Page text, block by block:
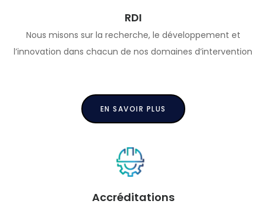
RDI
Nous misons sur la recherche, le développement et
l’innovation dans chacun de nos domaines d’intervention
EN SAVOIR PLUS
Accréditations